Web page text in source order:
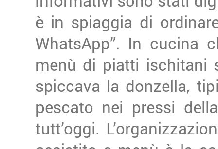
è in spiaggia di
WhatsApp”. In cucina
menù di piatti ischitani
spiccava la donzella,
pescato nei pressi
tutt’oggi.